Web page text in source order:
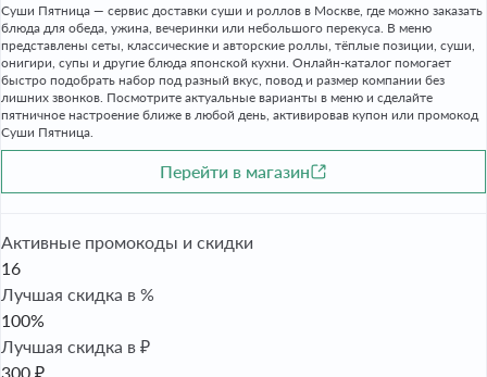
Суши Пятница — сервис доставки суши и роллов в Москве, где можно заказать
блюда для обеда, ужина, вечеринки или небольшого перекуса. В меню
представлены сеты, классические и авторские роллы, тёплые позиции, суши,
онигири, супы и другие блюда японской кухни. Онлайн-каталог помогает
быстро подобрать набор под разный вкус, повод и размер компании без
лишних звонков. Посмотрите актуальные варианты в меню и сделайте
пятничное настроение ближе в любой день, активировав купон или промокод
Суши Пятница.
Перейти в магазин
Активные промокоды и скидки
16
Лучшая скидка в %
100%
Лучшая скидка в ₽
300 ₽